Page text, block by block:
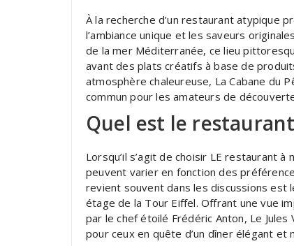
À la recherche d’un restaurant atypique
l’ambiance unique et les saveurs
de la mer Méditerranée, ce lieu
avant des plats créatifs à base de
atmosphère chaleureuse, La Cabane du
commun pour les amateurs de
Quel est le
Lorsqu’il s’agit de choisir LE restaurant
peuvent varier en fonction des
revient souvent dans les discussions est
étage de la Tour Eiffel. Offrant une vue
par le chef étoilé Frédéric Anton, Le
pour ceux en quête d’un dîner élégant et